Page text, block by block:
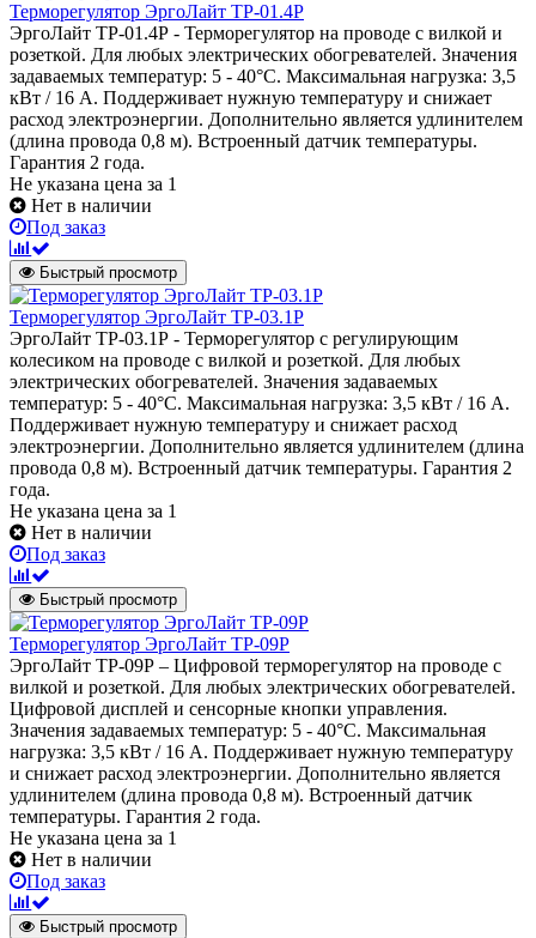
Терморегулятор ЭргоЛайт ТР-01.4Р
ЭргоЛайт ТР-01.4Р - Терморегулятор на проводе с вилкой и
розеткой. Для любых электрических обогревателей. Значения
задаваемых температур: 5 - 40°С. Максимальная нагрузка: 3,5
кВт / 16 А. Поддерживает нужную температуру и снижает
расход электроэнергии. Дополнительно является удлинителем
(длина провода 0,8 м). Встроенный датчик температуры.
Гарантия 2 года.
Не указана цена за 1
Нет в наличии
Под заказ
Быстрый просмотр
Терморегулятор ЭргоЛайт ТР-03.1Р
ЭргоЛайт ТР-03.1Р - Терморегулятор с регулирующим
колесиком на проводе с вилкой и розеткой. Для любых
электрических обогревателей. Значения задаваемых
температур: 5 - 40°С. Максимальная нагрузка: 3,5 кВт / 16 А.
Поддерживает нужную температуру и снижает расход
электроэнергии. Дополнительно является удлинителем (длина
провода 0,8 м). Встроенный датчик температуры. Гарантия 2
года.
Не указана цена за 1
Нет в наличии
Под заказ
Быстрый просмотр
Терморегулятор ЭргоЛайт ТР-09Р
ЭргоЛайт ТР-09Р – Цифровой терморегулятор на проводе с
вилкой и розеткой. Для любых электрических обогревателей.
Цифровой дисплей и сенсорные кнопки управления.
Значения задаваемых температур: 5 - 40°С. Максимальная
нагрузка: 3,5 кВт / 16 А. Поддерживает нужную температуру
и снижает расход электроэнергии. Дополнительно является
удлинителем (длина провода 0,8 м). Встроенный датчик
температуры. Гарантия 2 года.
Не указана цена за 1
Нет в наличии
Под заказ
Быстрый просмотр